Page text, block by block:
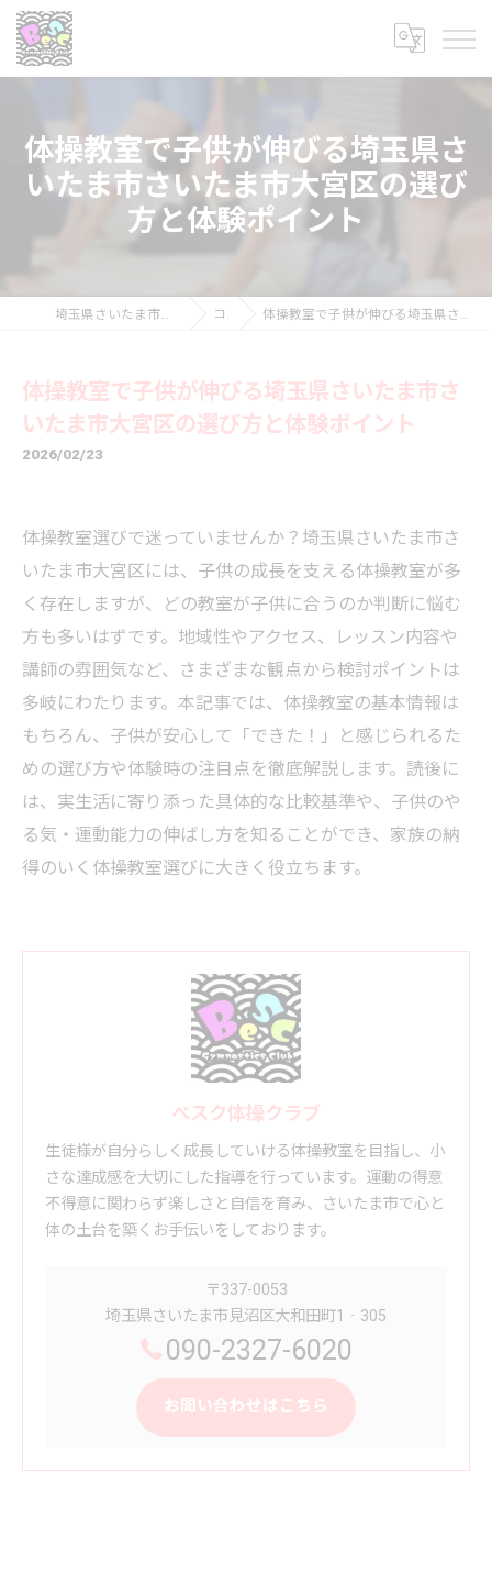
体操教室で子供が伸びる埼玉県さ
いたま市さいたま市大宮区の選び
方と体験ポイント
埼玉県さいたま市の体操教室ならべスク体操クラブ コラム 体操教室で子供が伸びる埼玉県さいたま市さいたま市大宮区の選び方と体験ポイント
体操教室で子供が伸びる埼玉県さいたま市さ
いたま市大宮区の選び方と体験ポイント
2026/02/23
体操教室選びで迷っていませんか？埼玉県さいたま市さ
いたま市大宮区には、子供の成長を支える体操教室が多
く存在しますが、どの教室が子供に合うのか判断に悩む
方も多いはずです。地域性やアクセス、レッスン内容や
講師の雰囲気など、さまざまな観点から検討ポイントは
多岐にわたります。本記事では、体操教室の基本情報は
もちろん、子供が安心して「できた！」と感じられるた
めの選び方や体験時の注目点を徹底解説します。読後に
は、実生活に寄り添った具体的な比較基準や、子供のや
る気・運動能力の伸ばし方を知ることができ、家族の納
得のいく体操教室選びに大きく役立ちます。
べスク体操クラブ
生徒様が自分らしく成長していける体操教室を目指し、小
さな達成感を大切にした指導を行っています。運動の得意
不得意に関わらず楽しさと自信を育み、さいたま市で心と
体の土台を築くお手伝いをしております。
〒337-0053
埼玉県さいたま市見沼区大和田町1‐305
090-2327-6020
お問い合わせはこちら